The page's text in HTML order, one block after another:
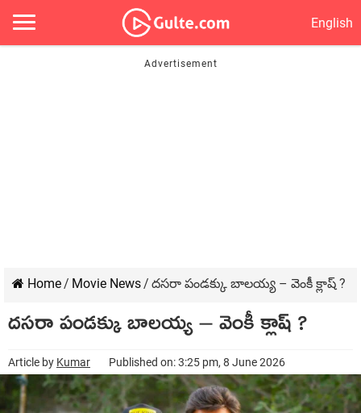
English
Home/ Movie News/ దసరా పండక్కు బాలయ్య – వెంకీ క్లాష్ ?
దసరా పండక్కు బాలయ్య – వెంకీ క్లాష్ ?
Article by Kumar Published on: 3:25 pm, 8 June 2026